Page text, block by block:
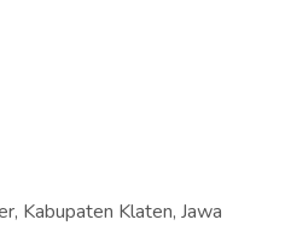
Kabupaten Klaten, Jawa